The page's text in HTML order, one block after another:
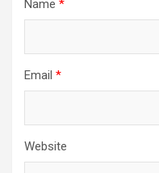
Name *
Email *
Website